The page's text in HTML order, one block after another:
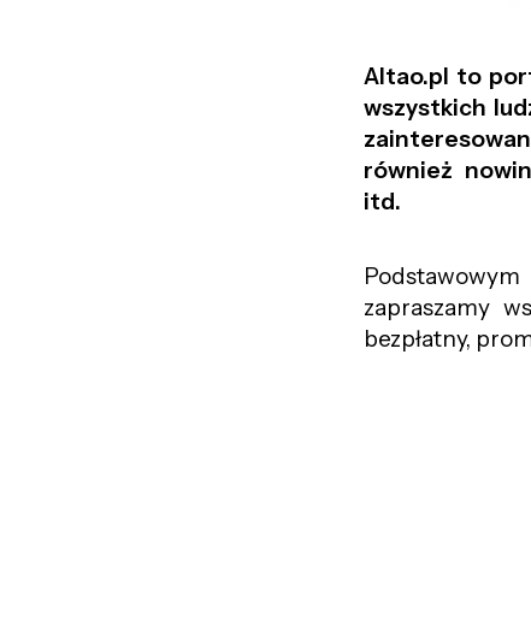
Altao.pl to
wszystkich
również
itd.
zapraszamy
bezpłatny,